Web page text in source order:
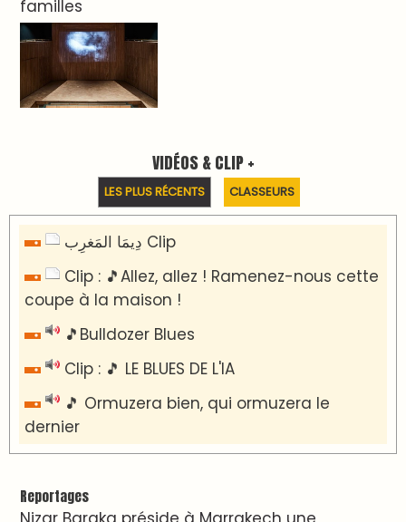
LES PLUS RÉCENTS
Podcast I-Week-N°137 du 26-07-2026
Podcast IA-MAG-07 du 22-07-2026
Podcast I-Week N°136-19-07-2026
Podcast I-débats N31 du 18-07-2026
Communiqué de presse
Marrakech : le Musée Yves Saint Laurent fait
du mois d'août un rendez-vous
incontournable pour les cinéphiles et les
familles